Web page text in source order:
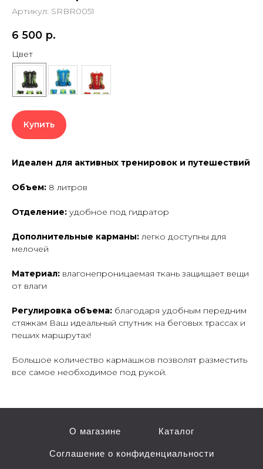
Артикул: SRBR0051
6 500 р.
Цвет
Купить
Идеален для активных тренировок и путешествий
Объем: 8 литров
Отделение: удобное под гидратор
Дополнительные карманы: легко доступны для
мелочей
Материал: влагонепроницаемая ткань защищает вещи
от влаги
Регулировка объема: благодаря удобным передним
стяжкам Ваш идеальный спутник на беговых трассах и
пеших маршрутах!
Большое количество кармашков позволят разместить
все самое необходимое под рукой.
О магазине Каталог
Соглашение о конфиденциальности